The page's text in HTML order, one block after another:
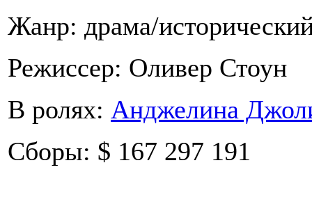
Жанр: драма/
Режиссер: Оливер Стоун
В ролях: Анджелина
Сборы: $ 167 297 191